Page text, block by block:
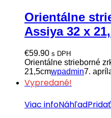
Orientálne
Assiya 32 x
€59.90 s DPH
Orientálne strieborné
21,5cmwpadmin7.
Vypredané!
Viac infoNáhľad